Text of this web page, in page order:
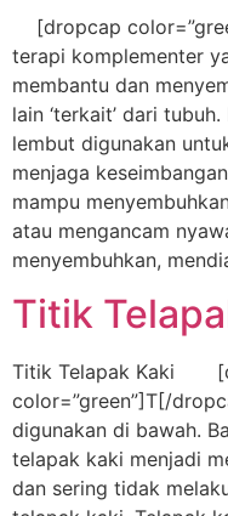
[dropcap
terapi komplementer
membantu dan
lain ‘terkait’ dari
lembut digunakan
menjaga
mampu
atau mengancam
menyembuhkan,
Titik
Titik Telapak Kaki
color=”green”]T[/
digunakan di bawah.
telapak kaki menjadi
dan sering tidak